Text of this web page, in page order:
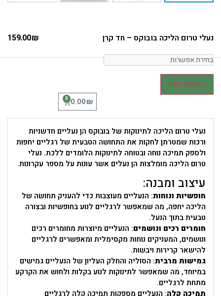
נעלי טרום הליכה בובוקס – חד קרן 159.00₪
הוספה לסל
0.00₪
0
נעלי טרום הליכה לתינוקות של בובוקס הן נעליים חדשניות
ורכות שמטרתן לחקות את התחושה הטבעית של רגליים יחפות
ולספק תמיכה נוחה ובטוחה לתינוקות הלומדים ללכת. נעלי
טרום הליכה מומלצות הן נעלים אשר עונות על מספר עקרונות.
עיצוב ומבנה:
חופשיות ונוחות: הנעליים מעוצבות כדי להעניק תחושה של
הליכה יחפה, מה שמאפשר לרגליים לנוע בחופשיות ובצורה
טבעית בתוך הנעל.
חומרים רכים ונושמים: הנעליים מיוצרות מחומרים רכים
ונושמים, המעניקים נוחות מקסימלית ומאפשרים לרגליים
להישאר קרירות ויבשות.
גמישות מרבית: הסוליה והחלק העליון של הנעליים גמישים
במיוחד, מה שמאפשר לתינוקות לנוע בקלות ולחוש את הקרקע
מתחת לרגליים.
תמיכה קלה: הנעליים מספקות תמיכה קלה לרגליים